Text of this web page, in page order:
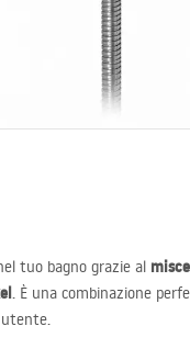
tuo bagno grazie al
. È una combinazione
utente.